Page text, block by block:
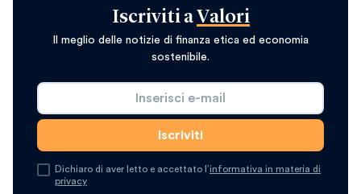
Iscriviti a Valori
Il meglio delle notizie di finanza etica ed economia
sostenibile.
Dichiaro di aver letto e accettato l’informativa in materia di
privacy